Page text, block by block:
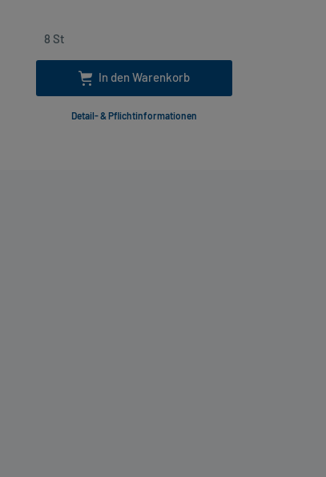
In den Warenkorb
Detail- & Pflichtinformationen